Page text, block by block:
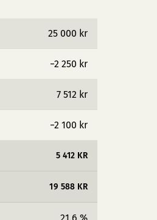
25 000 kr
−2 250 kr
7 512 kr
−2 100 kr
5 412 KR
19 588 KR